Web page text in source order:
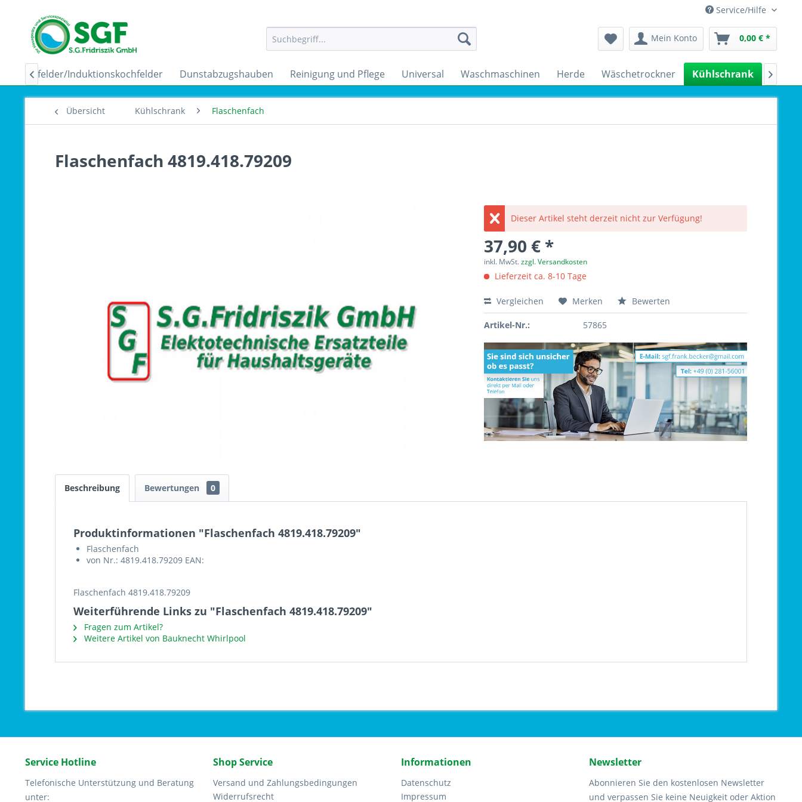
Service/Hilfe
Mein Konto 0,00 € *
Ceranfelder/Induktionskochfelder Dunstabzugshauben Reinigung und Pflege Universal Waschmaschinen Herde Wäschetrockner Kühlschrank
 
Übersicht Kühlschrank Flaschenfach
Flaschenfach 4819.418.79209
Dieser Artikel steht derzeit nicht zur Verfügung!
37,90 € *
inkl. MwSt.zzgl. Versandkosten
Lieferzeit ca. 8-10 Tage
Vergleichen Merken Bewerten
Artikel-Nr.: 57865
Beschreibung Bewertungen 0
Produktinformationen "Flaschenfach 4819.418.79209"
Flaschenfach
von Nr.: 4819.418.79209 EAN:
Flaschenfach 4819.418.79209
Weiterführende Links zu "Flaschenfach 4819.418.79209"
Fragen zum Artikel?
Weitere Artikel von Bauknecht Whirlpool
Service Hotline
Telefonische Unterstützung und Beratung
unter:
Shop Service
Versand und Zahlungsbedingungen
Widerrufsrecht
Informationen
Datenschutz
Impressum
Newsletter
Abonnieren Sie den kostenlosen Newsletter
und verpassen Sie keine Neuigkeit oder Aktion